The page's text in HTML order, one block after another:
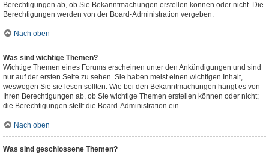
Berechtigungen ab, ob Sie Bekanntmachungen erstellen können oder nicht. Die
Berechtigungen werden von der Board-Administration vergeben.
Nach oben
Was sind wichtige Themen?
Wichtige Themen eines Forums erscheinen unter den Ankündigungen und sind
nur auf der ersten Seite zu sehen. Sie haben meist einen wichtigen Inhalt,
weswegen Sie sie lesen sollten. Wie bei den Bekanntmachungen hängt es von
Ihren Berechtigungen ab, ob Sie wichtige Themen erstellen können oder nicht;
die Berechtigungen stellt die Board-Administration ein.
Nach oben
Was sind geschlossene Themen?